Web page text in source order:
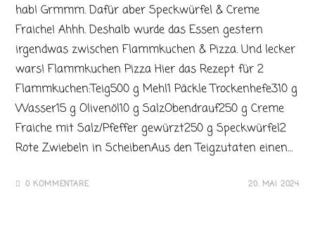
hab! Grmmm. Dafür aber Speckwürfel & Creme
Fraiche! Ahhh. Deshalb wurde das Essen gestern
irgendwas zwischen Flammkuchen & Pizza. Und lecker
wars! Flammkuchen Pizza Hier das Rezept für 2
Flammkuchen:Teig500 g Mehl1 Päckle Trockenhefe310 g
Wasser15 g Olivenöl10 g SalzObendrauf250 g Creme
Fraiche mit Salz/Pfeffer gewürzt250 g Speckwürfel2
Rote Zwiebeln in ScheibenAus den Teigzutaten einen…
0 KOMMENTARE 20. MAI 2024